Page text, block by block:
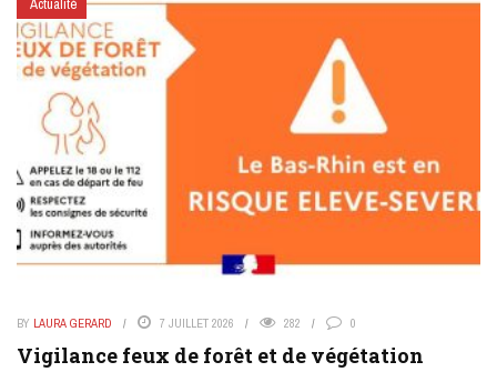
Actualité
BY LAURA GERARD 7 JUILLET 2026 282 0
Vigilance feux de forêt et de végétation